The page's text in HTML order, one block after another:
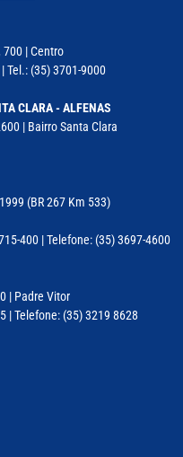
700 | Centro
Tel.: (35) 3701-9000
CLARA - ALFENAS
| Bairro Santa Clara
(BR 267 Km 533)
400 | Telefone: (35) 3697-4600
| Padre Vitor
| Telefone: (35) 3219 8628